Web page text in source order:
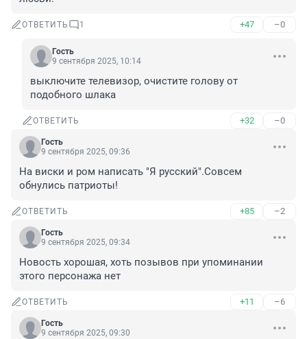
ОТВЕТИТЬ 1 +47 –0
Гость
9 сентября 2025, 10:14
выключите телевизор, очистите голову от
подобного шлака
ОТВЕТИТЬ +32 –0
Гость
9 сентября 2025, 09:36
На виски и ром написать "Я русский".Совсем
обнулись патриоты!
ОТВЕТИТЬ +85 –2
Гость
9 сентября 2025, 09:34
Новость хорошая, хоть позывов при упоминании
этого персонажа нет
ОТВЕТИТЬ +11 –6
Гость
9 сентября 2025, 09:30